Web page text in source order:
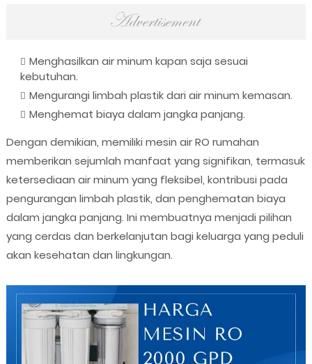
Menghasilkan air minum kapan saja sesuai
kebutuhan.
Mengurangi limbah plastik dari air minum kemasan.
Menghemat biaya dalam jangka panjang.
Dengan demikian, memiliki mesin air RO rumahan
memberikan sejumlah manfaat yang signifikan, termasuk
ketersediaan air minum yang fleksibel, kontribusi pada
pengurangan limbah plastik, dan penghematan biaya
dalam jangka panjang. Ini membuatnya menjadi pilihan
yang cerdas dan berkelanjutan bagi keluarga yang peduli
akan kesehatan dan lingkungan.